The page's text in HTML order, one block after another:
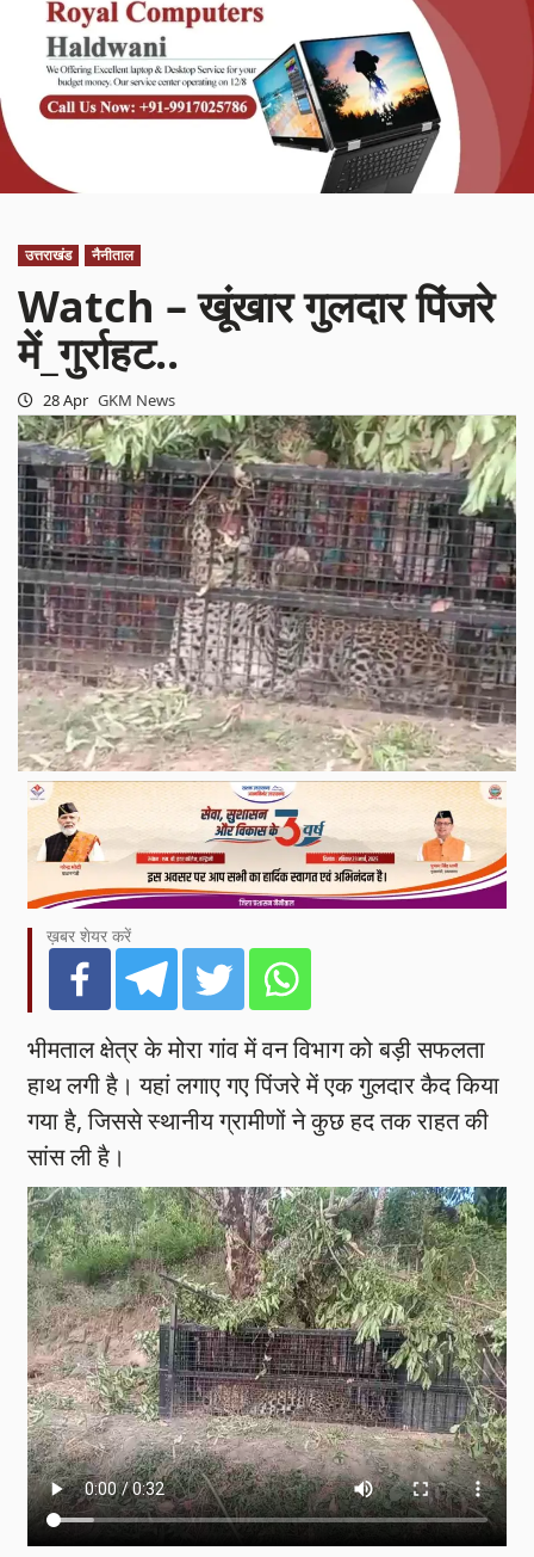
उत्तराखंड नैनीताल
Watch – खूंखार गुलदार पिंजरे
में_गुर्राहट..
28 Apr GKM News
ख़बर शेयर करें
भीमताल क्षेत्र के मोरा गांव में वन विभाग को बड़ी सफलता
हाथ लगी है। यहां लगाए गए पिंजरे में एक गुलदार कैद किया
गया है, जिससे स्थानीय ग्रामीणों ने कुछ हद तक राहत की
सांस ली है।